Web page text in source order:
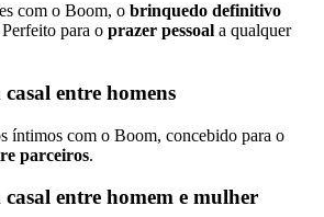
com o Boom, o brinquedo definitivo
Perfeito para o prazer pessoal a qualquer
entre homens
íntimos com o Boom, concebido para o
parceiros.
entre homem e mulher